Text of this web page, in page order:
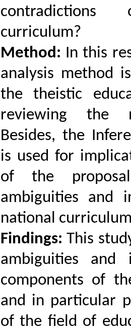
curriculum?
Method: In this
analysis method
the theistic
reviewing the
Besides, the
is used for
of the
ambiguities and
national
Findings:This
ambiguities and
components of
and in particular
of the field of